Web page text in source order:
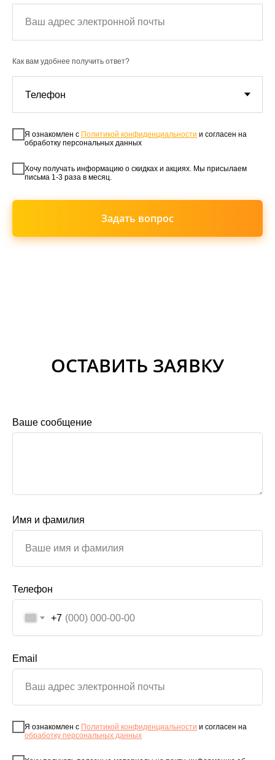
Как вам удобнее получить ответ?
Я ознакомлен с Политикой конфиденциальности и согласен на
обработку персональных данных
Хочу получать информацию о скидках и акциях. Мы присылаем
письма 1-3 раза в месяц.
Задать вопрос
ОСТАВИТЬ ЗАЯВКУ
Ваше сообщение
Имя и фамилия
Телефон
+7
Email
Я ознакомлен с Политикой конфиденциальности и согласен на
обработку персональных данных